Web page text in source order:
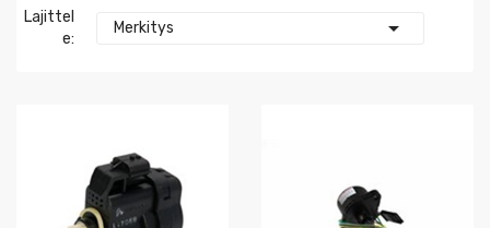
Lajittel
E:
Merkitys 